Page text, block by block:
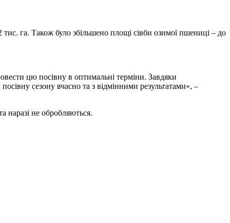
тис. га. Також було збільшено площі сівби озимої пшениці – до
цю посівну в оптимальні терміни. Завдяки
сезону вчасно та з відмінними результатами», –
наразі не обробляються.